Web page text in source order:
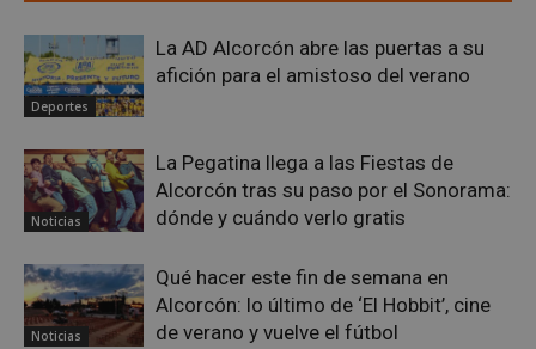
Deportes
La AD Alcorcón abre las puertas a su
afición para el amistoso del verano
Noticias
La Pegatina llega a las Fiestas de
Alcorcón tras su paso por el Sonorama:
dónde y cuándo verlo gratis
Noticias
Qué hacer este fin de semana en
Alcorcón: lo último de ‘El Hobbit’, cine
de verano y vuelve el fútbol
Cookies no clasificadas
Las cookies estrictamente necesarias permiten la
El sitio web no se puede utilizar correctamente sin
las cookies estrictamente necesarias.
Nombre
Proveedor/
PHPSESSID
PHP.net
alcorconhoy.com